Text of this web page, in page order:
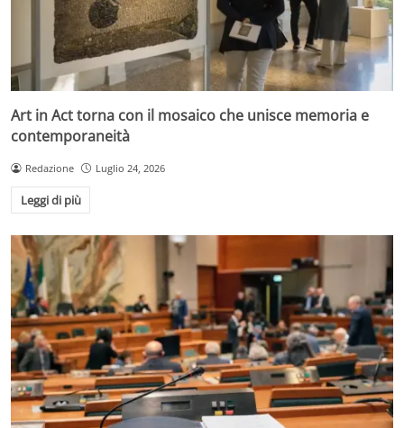
Art in Act torna con il mosaico che unisce memoria e
contemporaneità
Redazione Luglio 24, 2026
Leggi di più